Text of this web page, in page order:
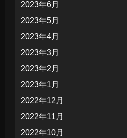
2023年6月
2023年5月
2023年4月
2023年3月
2023年2月
2023年1月
2022年12月
2022年11月
2022年10月